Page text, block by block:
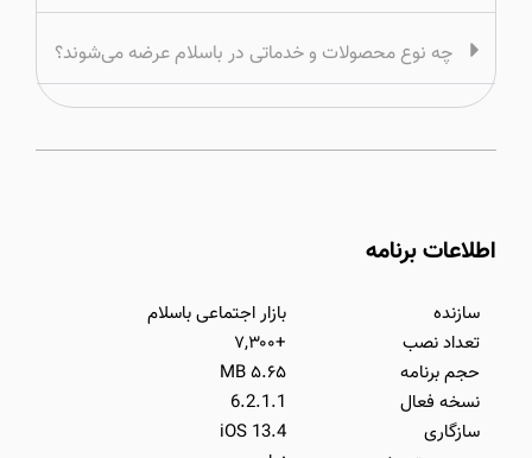
چه نوع محصولات و خدماتی در باسلام عرضه می‌شوند؟
اطلاعات برنامه
بازار اجتماعی باسلام
+۷,۳۰۰
۵.۶۵ MB
6.2.1.1
iOS 13.4
سازنده
تعداد نصب
حجم برنامه
نسخه فعال
سازگاری